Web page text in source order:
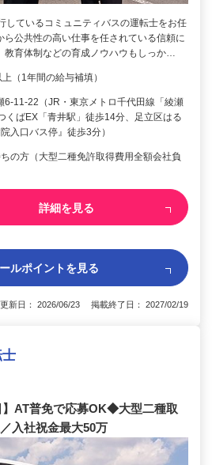
しているコミュニティバスの運転士をお任
ら公共性の高い仕事を任されている信頼に
教育体制などの育成ノウハウもしっか…
（1年間の給与補填）
6-11-22（JR・東京メトロ千代田線「綾瀬
くばEX「青井駅」徒歩14分、足立区はる
入口バス停』徒歩3分）
の方（大型二種免許取得費用全額会社負
詳細を見る
ルポイントを見る
更新日： 2026/06/23 掲載終了日： 2027/02/19
】AT普免で応募OK◆大型二種取
入社祝金最大50万